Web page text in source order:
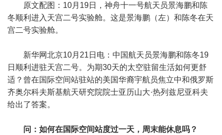
原文配图：10月19日，神舟十一号航天员景海鹏和陈
冬顺利进入天宫二号实验舱。这是景海鹏（左）和陈冬在天
宫二号实验舱。
新华网北京10月21日电：中国航天员景海鹏和陈冬19
日顺利进驻天宫二号。为期30天的太空驻留生活如何更舒
适？曾在国际空间站驻站的美国华裔宇航员焦立中和俄罗斯
齐奥尔科夫斯基航天研究院院士亚历山大·热列兹尼亚科夫
给出了答案。
问：如何在国际空间站度过一天，周末能休息吗？